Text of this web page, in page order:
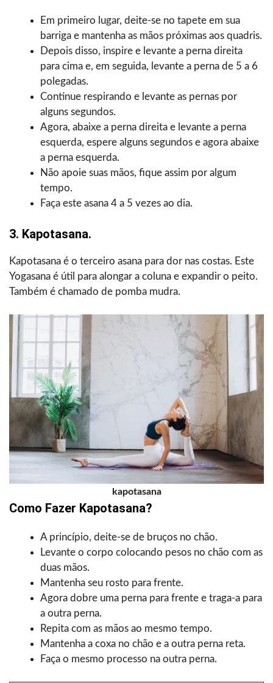
Em primeiro lugar, deite-se no tapete em sua
barriga e mantenha as mãos próximas aos quadris.
Depois disso, inspire e levante a perna direita
para cima e, em seguida, levante a perna de 5 a 6
polegadas.
Continue respirando e levante as pernas por
alguns segundos.
Agora, abaixe a perna direita e levante a perna
esquerda, espere alguns segundos e agora abaixe
a perna esquerda.
Não apoie suas mãos, fique assim por algum
tempo.
Faça este asana 4 a 5 vezes ao dia.
3. Kapotasana.
Kapotasana é o terceiro asana para dor nas costas. Este
Yogasana é útil para alongar a coluna e expandir o peito.
Também é chamado de pomba mudra.
kapotasana
Como Fazer Kapotasana?
A princípio, deite-se de bruços no chão.
Levante o corpo colocando pesos no chão com as
duas mãos.
Mantenha seu rosto para frente.
Agora dobre uma perna para frente e traga-a para
a outra perna.
Repita com as mãos ao mesmo tempo.
Mantenha a coxa no chão e a outra perna reta.
Faça o mesmo processo na outra perna.